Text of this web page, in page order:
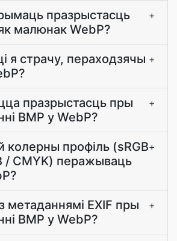
празрыстасць
малюнак WebP?
+
я страчу, пераходзячы +
празрыстасць пры
BMP у WebP?
+
колерны профіль (sRGB
/ CMYK) перажываць
+
метаданнямі EXIF пры
BMP у WebP?
+